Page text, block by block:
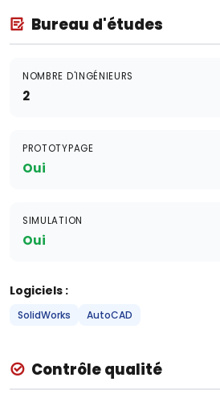
Bureau d'études
NOMBRE D'INGÉNIEURS
2
PROTOTYPAGE
Oui
SIMULATION
Oui
Logiciels :
SolidWorks AutoCAD
Contrôle qualité